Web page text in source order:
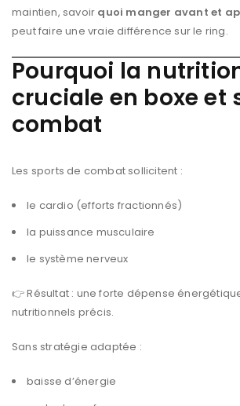
maintien, savoir quoi manger avant et
peut faire une vraie différence sur le ring.
Pourquoi la
cruciale en boxe et
combat
Les sports de combat sollicitent :
le cardio (efforts fractionnés)
la puissance musculaire
le système nerveux
👉 Résultat : une forte dépense
nutritionnels précis.
Sans stratégie adaptée :
baisse d’énergie